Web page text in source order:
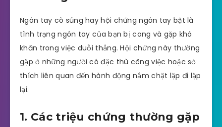
Ngón tay cò súng hay hội chứng ngón tay bật là
tình trạng ngón tay của bạn bị cong và gặp khó
khăn trong việc duỗi thẳng. Hội chứng này thường
gặp ở những người có đặc thù công việc hoặc sở
thích liên quan đến hành động nắm chặt lặp đi lặp
lại.
1. Các triệu chứng thường gặp